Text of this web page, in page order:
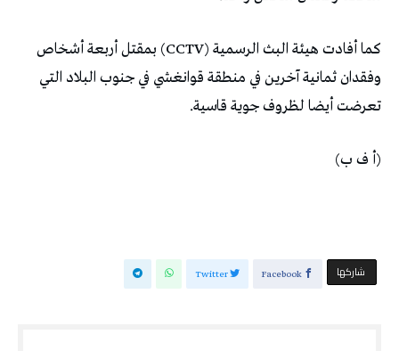
كما أفادت هيئة البث الرسمية (CCTV) بمقتل أربعة أشخاص
وفقدان ثمانية آخرين في منطقة قوانغشي في جنوب البلاد التي
تعرضت أيضا لظروف جوية قاسية.
(أ ف ب)
‫‫ شاركها‬ Facebook
Twitter